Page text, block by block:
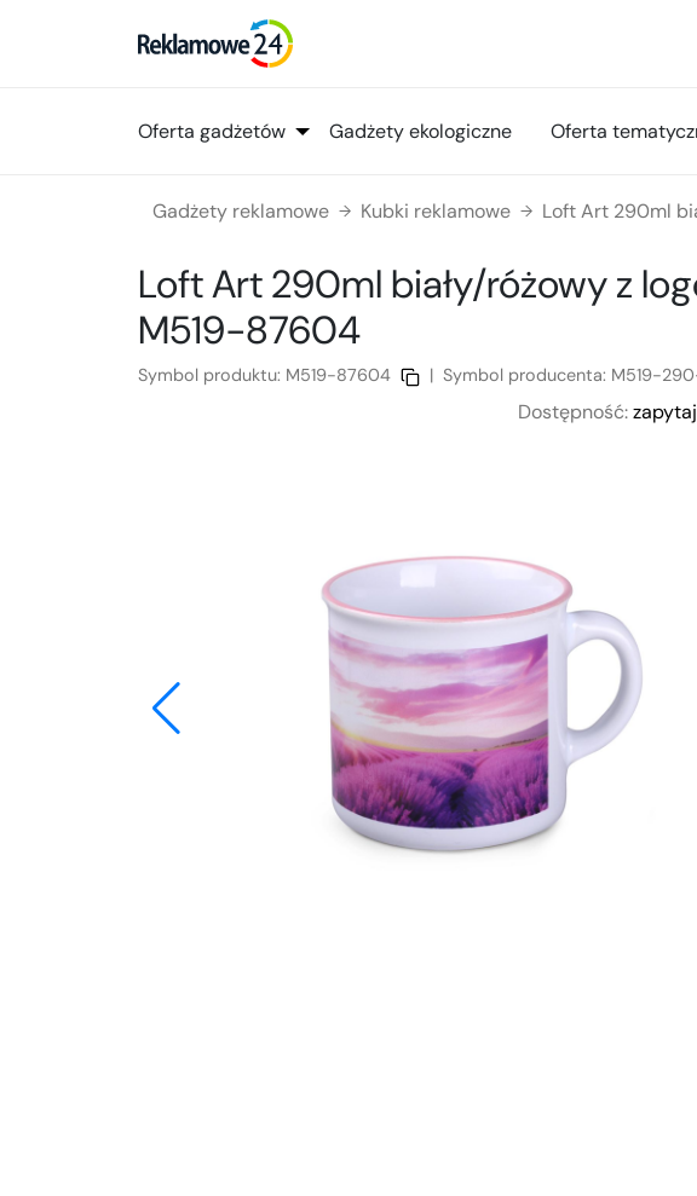
Oferta gadżetów Gadżety ekologiczne Oferta
Gadżety reklamowe → Kubki reklamowe → Loft Art 290ml
Loft Art 290ml biały/różowyz
M519-87604
Symbol produktu: M519-87604 | Symbol producenta: M519-
Dostępność: